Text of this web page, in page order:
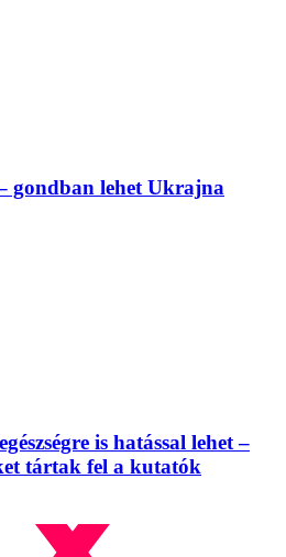
gondban lehet Ukrajna
is hatással lehet –
tártak fel a kutatók